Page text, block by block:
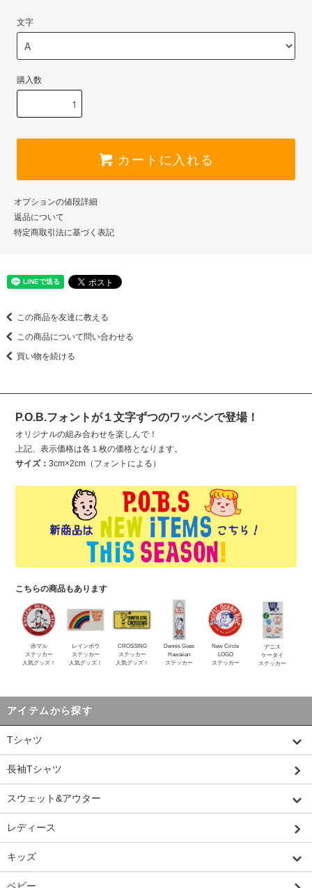
文字
購入数
カートに入れる
オプションの値段詳細
返品について
特定商取引法に基づく表記
この商品を友達に教える
この商品について問い合わせる
買い物を続ける
P.O.B.フォントが１文字ずつのワッペンで登場！
オリジナルの組み合わせを楽しんで！
上記、表示価格は各１枚の価格となります。
サイズ：3cm×2cm（フォントによる）
こちらの商品もあります
赤マル
ステッカー
人気グッズ！
レインボウ
ステッカー
人気グッズ！
CROSSING
ステッカー
人気グッズ！
Dennis Goes
Hawaiian
ステッカー
New Circle
LOGO
ステッカー
デニス
ケータイ
ステッカー
アイテムから探す
Tシャツ
長袖Tシャツ
スウェット&アウター
レディース
キッズ